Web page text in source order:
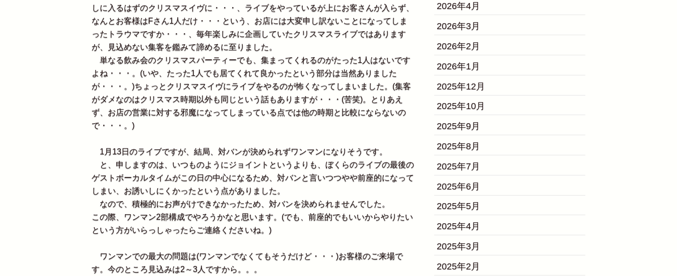
しに入るはずのクリスマスイヴに・・・、ライブをやっているが上にお客さんが入らず、
なんとお客様はFさん1人だけ・・・という、お店には大変申し訳ないことになってしま
ったトラウマですか・・・、毎年楽しみに企画していたクリスマスライブではあります
が、見込めない集客を鑑みて諦めるに至りました。
単なる飲み会のクリスマスパーティーでも、集まってくれるのがたった1人はないです
よね・・・。(いや、たった1人でも居てくれて良かったという部分は当然ありました
が・・・。)ちょっとクリスマスイヴにライブをやるのが怖くなってしまいました。(集客
がダメなのはクリスマス時期以外も同じという話もありますが・・・(苦笑)。とりあえ
ず、お店の営業に対する邪魔になってしまっている点では他の時期と比較にならないの
で・・・。)
1月13日のライブですが、結局、対バンが決められずワンマンになりそうです。
と、申しますのは、いつものようにジョイントというよりも、ぼくらのライブの最後の
ゲストボーカルタイムがこの日の中心になるため、対バンと言いつつやや前座的になって
しまい、お誘いしにくかったという点がありました。
なので、積極的にお声がけできなかったため、対バンを決められませんでした。
この際、ワンマン2部構成でやろうかなと思います。(でも、前座的でもいいからやりたい
という方がいらっしゃったらご連絡くださいね。)
ワンマンでの最大の問題は(ワンマンでなくてもそうだけど・・・)お客様のご来場で
す。今のところ見込みは2～3人ですから。。。
2026年4月
2026年3月
2026年2月
2026年1月
2025年12月
2025年10月
2025年9月
2025年8月
2025年7月
2025年6月
2025年5月
2025年4月
2025年3月
2025年2月